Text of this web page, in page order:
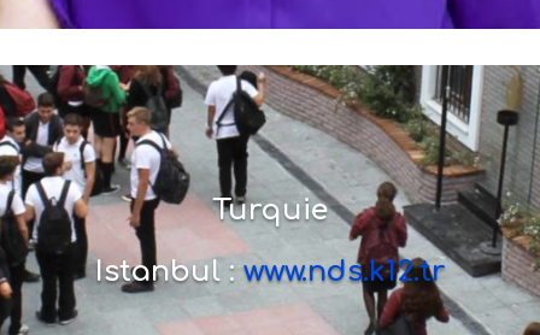
Turquie
Istanbul : www.nds.k12.tr